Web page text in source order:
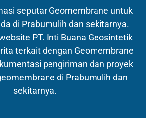
seputar Geomembrane untuk
di Prabumulih dan sekitarnya.
PT. Inti Buana Geosintetik
terkait dengan Geomembrane
pengiriman dan proyek
di Prabumulih dan
sekitarnya.